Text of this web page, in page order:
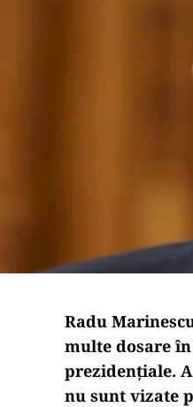
Radu
multe dosare
prezidențiale.
nu sunt vizate